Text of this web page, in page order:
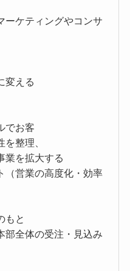
ーケティングやコンサ
変える
でお客
整理、
業を拡大する
（営業の高度化・効率
もと
部全体の受注・見込み